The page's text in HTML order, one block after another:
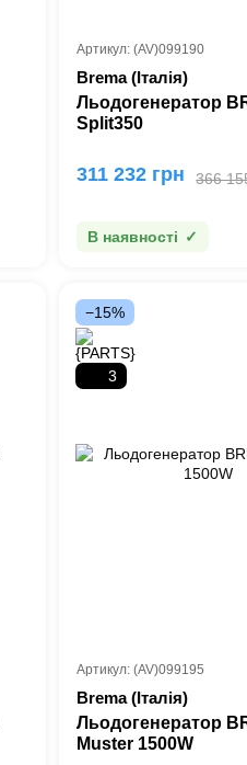
Артикул: (AV)099190
Brema (Італія)
Льодогенератор
Split350
366
311 232 грн
В наявності
−15%
3
Артикул: (AV)099195
Brema (Італія)
Льодогенератор
Muster 1500W